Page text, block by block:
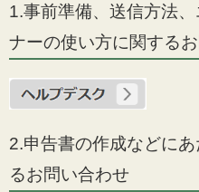
1.事前準備、送信方法
ナーの使い方に関する
2.申告書の作成などに
るお問い合わせ